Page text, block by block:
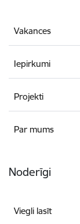
Vakances
Iepirkumi
Projekti
Par mums
Noderīgi
Viegli lasīt